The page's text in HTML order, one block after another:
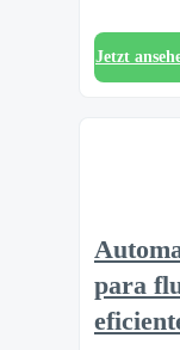
Jetzt
para